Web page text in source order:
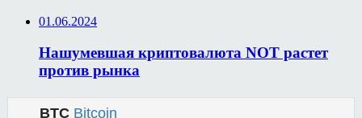
01.06.2024
Нашумевшая криптовалюта NOT растет
против рынка